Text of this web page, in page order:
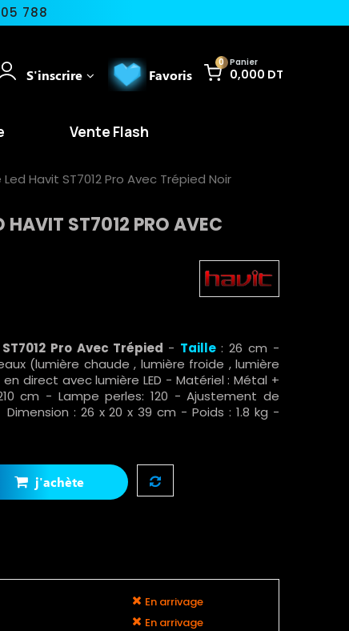
788
0 Panier
0,000 DT
Favoris
S'inscrire
Vente Flash
Havit ST7012 Pro Avec Trépied Noir
HAVIT ST7012 PRO AVEC
Pro Avec Trépied - Taille: 26 cm -
(lumière chaude , lumière froide , lumière
direct avec lumière LED - Matériel : Métal +
cm - Lampe perles: 120 - Ajustement de
: 26 x 20 x 39 cm - Poids : 1.8 kg -
j'achète
En arrivage
En arrivage